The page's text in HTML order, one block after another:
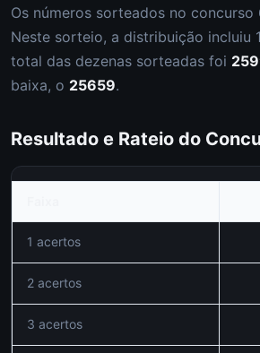
Os números sorteados no concurso
Neste sorteio, a distribuição incluiu 1
total das dezenas sorteadas foi
baixa, o 25659.
Resultado e Rateio do
1 acertos
2 acertos
3 acertos